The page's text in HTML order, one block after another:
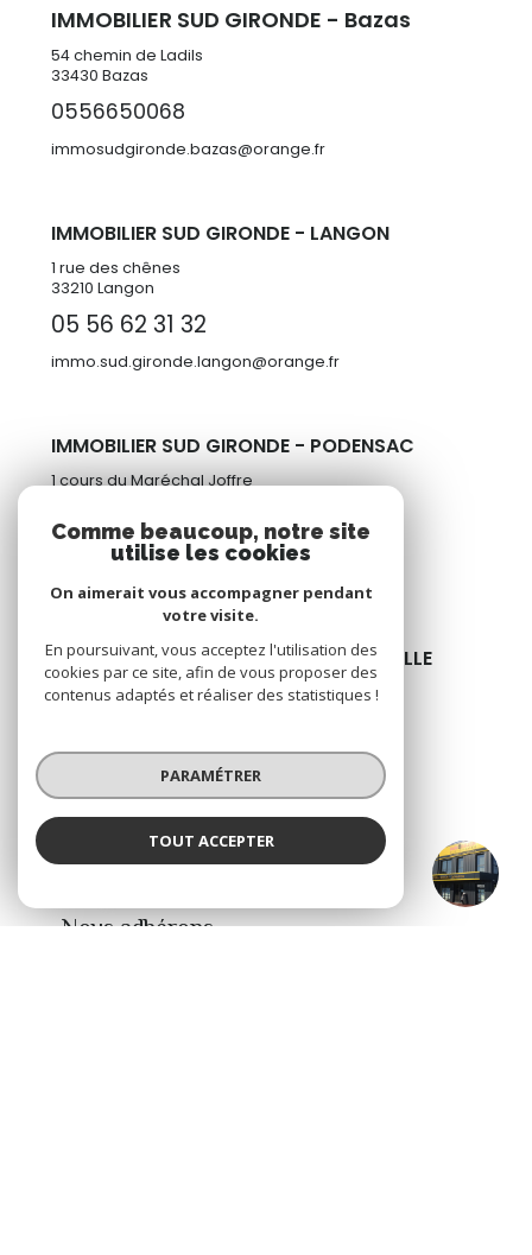
IMMOBILIER SUD GIRONDE - Langon
IMMOBILIER SUD GIRONDE - Bazas
54 chemin de Ladils
33430 Bazas
0556650068
immosudgironde.bazas@orange.fr
IMMOBILIER SUD GIRONDE - LANGON
1 rue des chênes
33210 Langon
05 56 62 31 32
immo.sud.gironde.langon@orange.fr
IMMOBILIER SUD GIRONDE - PODENSAC
1 cours du Maréchal Joffre
05 57 98 77 95
IMMOBILIER SUD GIRONDE - CENTRE VILLE
22 place du Générale De Gaulle
05 57 98 65 52
immo.sud.gironde@orange.fr
Nous adhérons
Comme beaucoup, notre site
utilise les cookies
On aimerait vous accompagner pendant
votre visite.
En poursuivant, vous acceptez l'utilisation des
cookies par ce site, afin de vous proposer des
contenus adaptés et réaliser des statistiques !
PARAMÉTRER
TOUT ACCEPTER